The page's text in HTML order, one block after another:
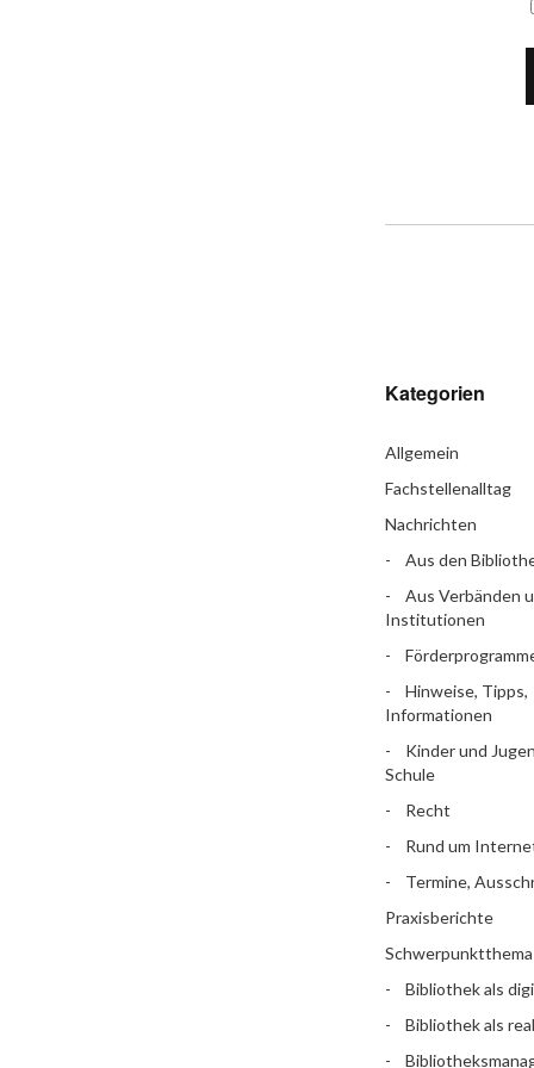
Kategorien
Allgemein
Fachstellenalltag
Nachrichten
Aus den
Aus Verbänden
Institutionen
Hinweise, Tipps,
Informationen
Kinder und
Schule
Recht
Rund um
Termine,
Praxisberichte
Schwerpunktthema
Bibliothek als
Bibliothek als